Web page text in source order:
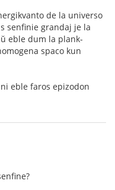
de la universo
senfinie grandaj je la
eble dum la plank-
spaco kun
eble faros epizodon